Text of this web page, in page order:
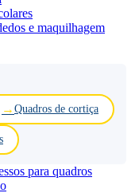
e maquilhagem
Quadros de cortiça
para quadros